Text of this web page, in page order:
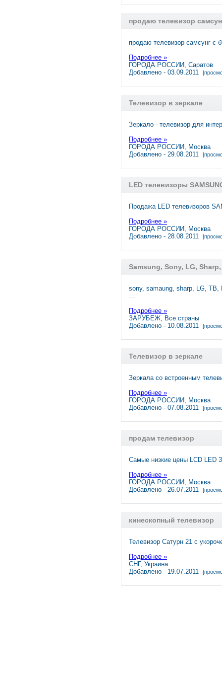
продаю телевизор
продаю телевизор самсунг с
Подробнее »
ГОРОДА РОССИИ, Саратов
Добавлено - 03.09.2011
Телевизор в зеркале
Зеркало - телевизор для
Подробнее »
ГОРОДА РОССИИ, Москва
Добавлено - 29.08.2011
LED телевизоры
Продажа LED телевизоров
Подробнее »
ГОРОДА РОССИИ, Москва
Добавлено - 28.08.2011
Samsung, Sony, LG,
sony, samaung, sharp, LG, ТВ,
…
Подробнее »
ЗАРУБЕЖ, Все страны
Добавлено - 10.08.2011
Телевизор в зеркале
Зеркала со встроенным
Подробнее »
ГОРОДА РОССИИ, Москва
Добавлено - 07.08.2011
продам телевизор
Самые низкие цены LCD LED
Подробнее »
ГОРОДА РОССИИ, Москва
Добавлено - 26.07.2011
кинескопный телевизор
Телевизор Сатурн 21 с
Подробнее »
СНГ, Украина
Добавлено - 19.07.2011